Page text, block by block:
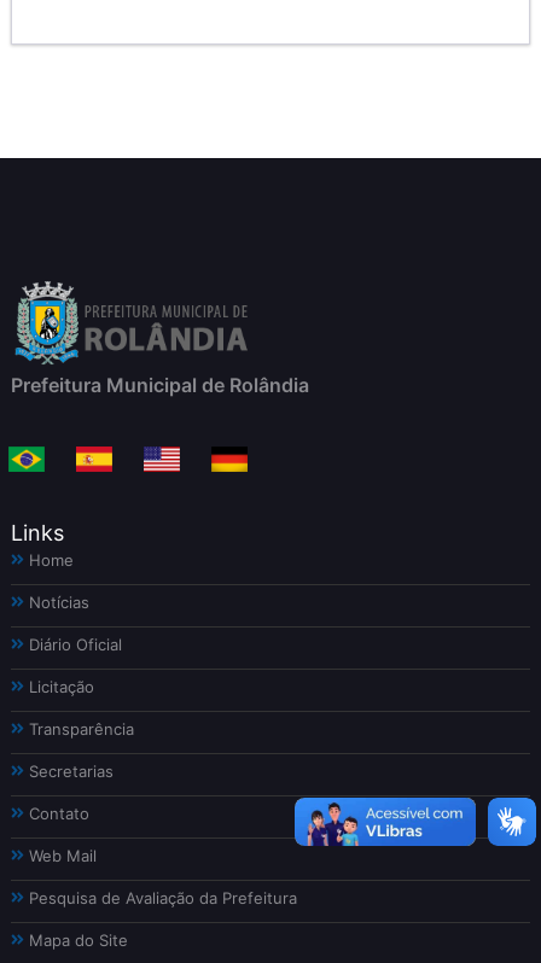
Prefeitura Municipal de Rolândia
Links
Home
Notícias
Diário Oficial
Licitação
Transparência
Secretarias
Contato
Web Mail
Pesquisa de Avaliação da Prefeitura
Mapa do Site